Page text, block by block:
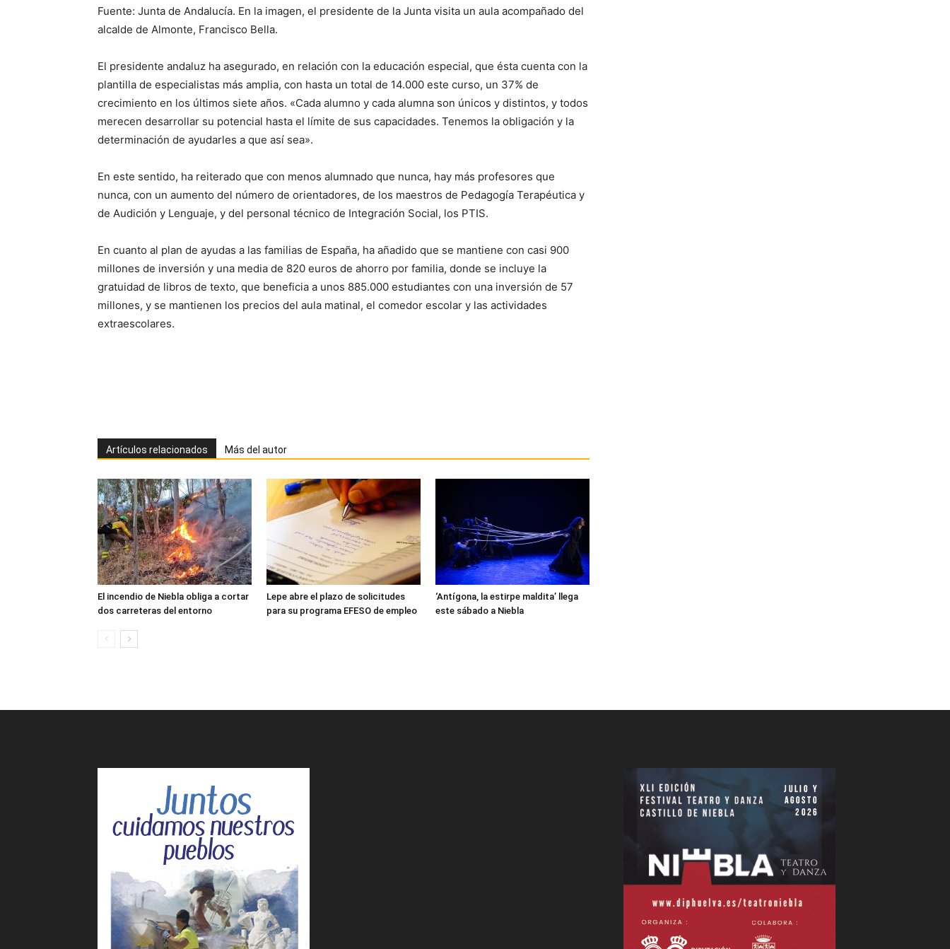
Fuente: Junta de Andalucía. En la imagen, el presidente de la Junta visita un aula acompañado del
alcalde de Almonte, Francisco Bella.
El presidente andaluz ha asegurado, en relación con la educación especial, que ésta cuenta con la
plantilla de especialistas más amplia, con hasta un total de 14.000 este curso, un 37% de
crecimiento en los últimos siete años. «Cada alumno y cada alumna son únicos y distintos, y todos
merecen desarrollar su potencial hasta el límite de sus capacidades. Tenemos la obligación y la
determinación de ayudarles a que así sea».
En este sentido, ha reiterado que con menos alumnado que nunca, hay más profesores que
nunca, con un aumento del número de orientadores, de los maestros de Pedagogía Terapéutica y
de Audición y Lenguaje, y del personal técnico de Integración Social, los PTIS.
En cuanto al plan de ayudas a las familias de España, ha añadido que se mantiene con casi 900
millones de inversión y una media de 820 euros de ahorro por familia, donde se incluye la
gratuidad de libros de texto, que beneficia a unos 885.000 estudiantes con una inversión de 57
millones, y se mantienen los precios del aula matinal, el comedor escolar y las actividades
extraescolares.
Artículos relacionados Más del autor
El incendio de Niebla obliga a cortar
dos carreteras del entorno
Lepe abre el plazo de solicitudes
para su programa EFESO de empleo
‘Antígona, la estirpe maldita’ llega
este sábado a Niebla